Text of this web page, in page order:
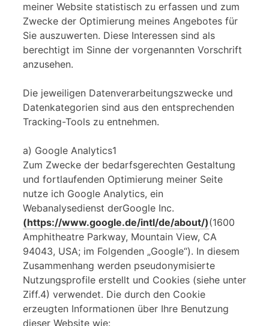
meiner Website statistisch zu erfassen und zum
Zwecke der Optimierung meines Angebotes für
Sie auszuwerten. Diese Interessen sind als
berechtigt im Sinne der vorgenannten Vorschrift
anzusehen.
Die jeweiligen Datenverarbeitungszwecke und
Datenkategorien sind aus den entsprechenden
Tracking-Tools zu entnehmen.
a) Google Analytics1
Zum Zwecke der bedarfsgerechten Gestaltung
und fortlaufenden Optimierung meiner Seite
nutze ich Google Analytics, ein
Webanalysedienst derGoogle Inc.
(https://www.google.de/intl/de/about/)(1600
Amphitheatre Parkway, Mountain View, CA
94043, USA; im Folgenden „Google“). In diesem
Zusammenhang werden pseudonymisierte
Nutzungsprofile erstellt und Cookies (siehe unter
Ziff.4) verwendet. Die durch den Cookie
erzeugten Informationen über Ihre Benutzung
dieser Website wie: